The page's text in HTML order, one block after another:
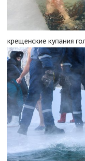
крещенские купания